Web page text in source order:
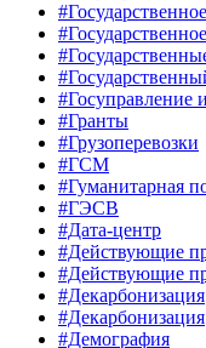
#Госуправление
#Гранты
#Грузоперевозки
#ГСМ
#Гуманитарная
#ГЭСВ
#Дата-центр
#Действующие
#Действующие
#Декарбонизация
#Декарбонизация
#Демография